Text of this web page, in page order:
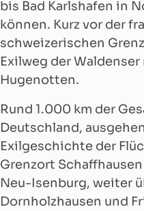
bis Bad Karlshafen in
können. Kurz vor der
schweizerischen
Exilweg der
Hugenotten.
Rund 1.000 km der
Deutschland,
Exilgeschichte der
Grenzort
Neu-Isenburg, weiter
Dornholzhausen und